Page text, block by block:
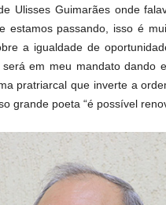
Ulisses Guimarães onde
estamos passando, isso é
a igualdade de
em meu mandato dando
pratriarcal que inverte a
grande poeta “é possível